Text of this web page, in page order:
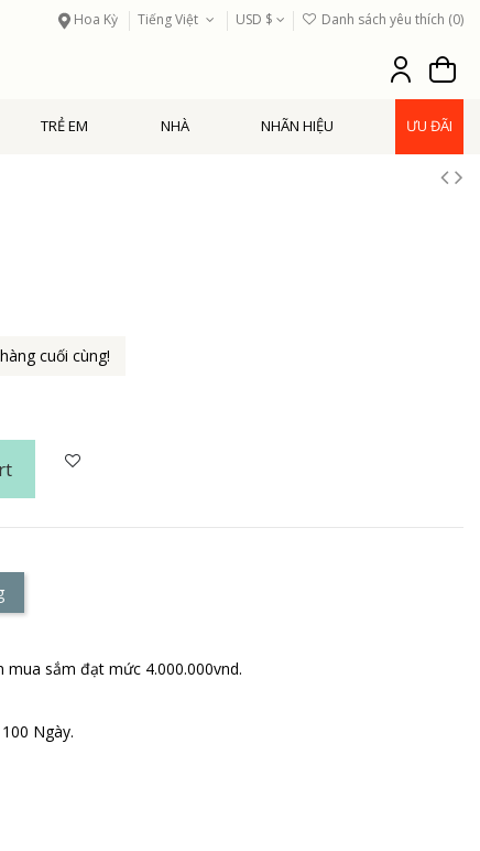
Hoa Kỳ Tiếng Việt USD $ Danh sách yêu thích (0)
TRẺ EM NHÀ NHÃN HIỆU ƯU ĐÃI
cuối cùng!
mua sắm đạt mức 4.000.000vnd.
Ngày.